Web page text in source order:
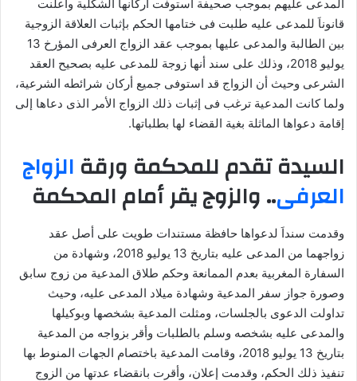
المدعى عليهم بموجب صحيفة استوفت أركانها الشكلية وأعلنت
قانوناَ للمدعى عليه طلبت فى ختامها الحكم بإثبات العلاقة الزوجية
بين الطالبة والمدعى عليها بموجب عقد الزواج العرفى المؤرخ 13
يوليو 2018، وذلك على سند أنها زوجة للمدعى عليه بصحيح العقد
الشرعى وحيث أن الزواج قد استوفى جميع أركان شرائطه الشرعية،
ولما كانت المدعية ترغب فى إثبات ذلك الزواج الأمر الذى دعاها إلى
إقامة دعواها الماثلة بغية القضاء لها بطلباتها.
السيدة تقدم للمحكمة ورقة الزواج
العرفى.. والزوج يقر أمام المحكمة
وقدمت سنداَ لدعواها حافظة مستندات طويت على أصل عقد
زواجهما من المدعى عليه بتاريخ 13 يوليو 2018، وشهادة من
السفارة المغربية بعدم الممانعة وحكم طلاق المدعية من زوج سابق
وصورة جواز سفر المدعية وشهادة ميلاد المدعى عليه، وحيث
تداولت الدعوى بالجلسات، ومثلت المدعية بشخصها وبوكيلها
والمدعى عليه بشخصه وسلم بالطلبات وأقر بزواجه من المدعية
بتاريخ 13 يوليو 2018، وقامت المدعية باختصام الجهات المنوط بها
تنفيذ ذلك الحكم، وقدمت إعلان، وأقرت بانقضاء عدتها من الزوج